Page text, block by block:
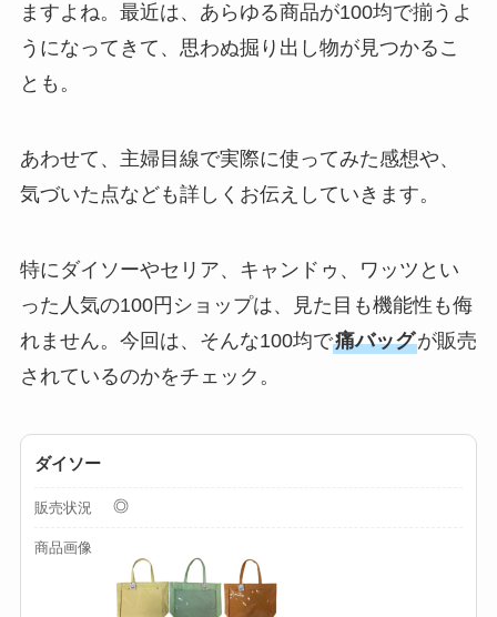
【100均】ダイソー/
セリア等でスパイス
ドの違いもわかりや
セリア等でチャイル
ドシートカバーは買
える？代用品＆おす
すめ通販も紹介！
セリア等でテントロ
【100均】ダイソー/
ますよね。最近は、あらゆる商品が100均で揃うよ
うになってきて、思わぬ掘り出し物が見つかるこ
とも。
あわせて、主婦目線で実際に使ってみた感想や、
気づいた点なども詳しくお伝えしていきます。
特にダイソーやセリア、キャンドゥ、ワッツとい
った人気の100円ショップは、見た目も機能性も侮
れません。今回は、そんな100均で痛バッグが販売
されているのかをチェック。
ダイソー
販売状況 ◎
商品画像